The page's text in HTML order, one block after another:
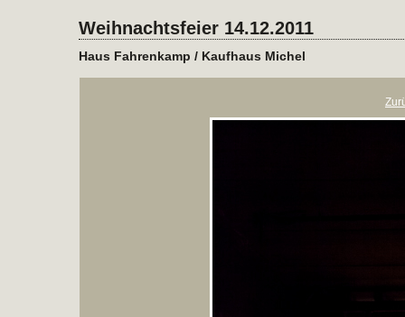
Weihnachtsfeier 14.12.2011
Haus Fahrenkamp / Kaufhaus Michel